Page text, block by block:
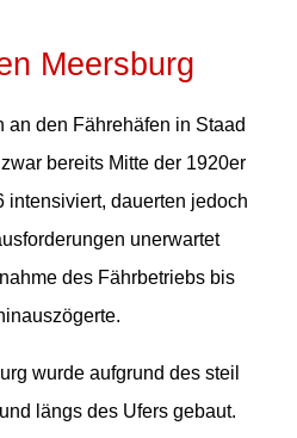
Meersburg
an den Fährehäfen in Staad
bereits Mitte der 1920er
intensiviert, dauerten jedoch
unerwartet
des Fährbetriebs bis
wurde aufgrund des steil
längs des Ufers gebaut.